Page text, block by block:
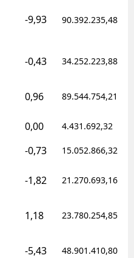
-9,93 90.392.235,48
-0,43 34.252.223,88
0,96 89.544.754,21
0,00 4.431.692,32
-0,73 15.052.866,32
-1,82 21.270.693,16
1,18 23.780.254,85
-5,43 48.901.410,80